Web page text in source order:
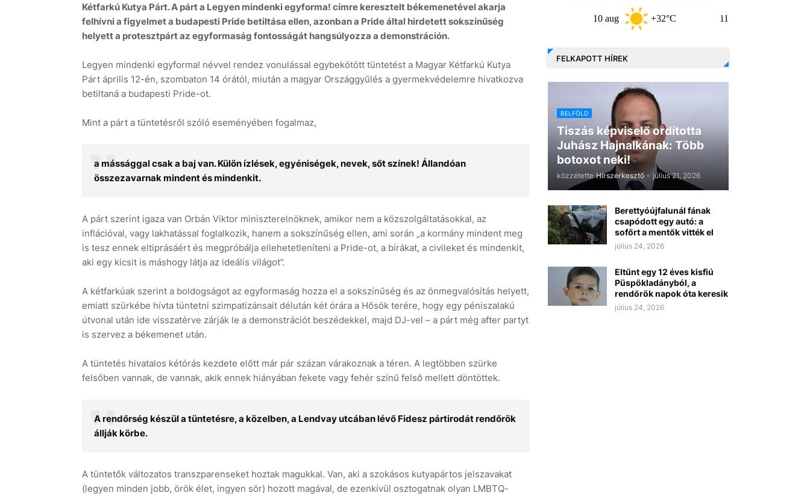
Kétfarkú Kutya Párt. A párt a Legyen mindenki egyforma! címre keresztelt békemenetével akarja
felhívni a figyelmet a budapesti Pride betiltása ellen, azonban a Pride által hirdetett sokszínűség
helyett a protesztpárt az egyformaság fontosságát hangsúlyozza a demonstráción.
Legyen mindenki egyforma! névvel rendez vonulással egybekötött tüntetést a Magyar Kétfarkú Kutya
Párt április 12-én, szombaton 14 órától, miután a magyar Országgyűlés a gyermekvédelemre hivatkozva
betiltaná a budapesti Pride-ot.
Mint a párt a tüntetésről szóló eseményében fogalmaz,
a mássággal csak a baj van. Külön ízlések, egyéniségek, nevek, sőt színek! Állandóan
összezavarnak mindent és mindenkit.
A párt szerint igaza van Orbán Viktor miniszterelnöknek, amikor nem a közszolgáltatásokkal, az
inflációval, vagy lakhatással foglalkozik, hanem a sokszínűség ellen, ami során „a kormány mindent meg
is tesz ennek eltiprásáért és megpróbálja ellehetetleníteni a Pride-ot, a bírákat, a civileket és mindenkit,
aki egy kicsit is máshogy látja az ideális világot”.
A kétfarkúak szerint a boldogságot az egyformaság hozza el a sokszínűség és az önmegvalósítás helyett,
emiatt szürkébe hívta tüntetni szimpatizánsait délután két órára a Hősök terére, hogy egy péniszalakú
útvonal után ide visszatérve zárják le a demonstrációt beszédekkel, majd DJ-vel – a párt még after partyt
is szervez a békemenet után.
A tüntetés hivatalos kétórás kezdete előtt már pár százan várakoznak a téren. A legtöbben szürke
felsőben vannak, de vannak, akik ennek hiányában fekete vagy fehér színű felső mellett döntöttek.
A rendőrség készül a tüntetésre, a közelben, a Lendvay utcában lévő Fidesz pártirodát rendőrök
állják körbe.
A tüntetők változatos transzparenseket hoztak magukkal. Van, aki a szokásos kutyapártos jelszavakat
(legyen minden jobb, örök élet, ingyen sör) hozott magával, de ezenkívül osztogatnak olyan LMBTQ-
+39°C 7 aug +32°C 8 aug +31°C 9 aug +30°C +32°C
FELKAPOTT HÍREK
BELFÖLD
Tiszás képviselő ordította
Juhász Hajnalkának: Több
botoxot neki!
közzétette Hírszerkesztő - július 21, 2026
Berettyóújfalunál fának
csapódott egy autó: a
sofőrt a mentők vitték el
július 24, 2026
Eltűnt egy 12 éves kisfiú
Püspökladányból, a
rendőrök napok óta keresik
július 24, 2026